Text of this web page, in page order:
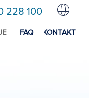
228 100
FAQ KONTAKT